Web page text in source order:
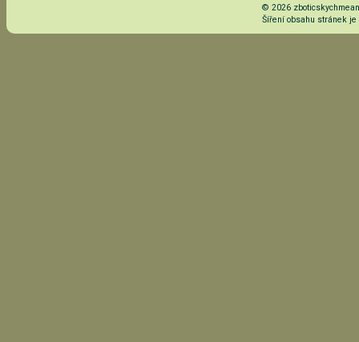
© 2026
Šíření obsahu stránek